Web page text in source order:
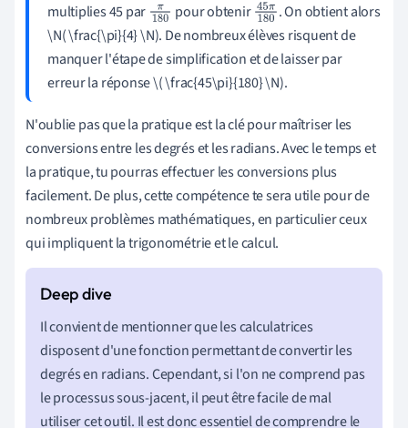
multiplies 45 par π18
0
pour obtenir45π
180
. On obtient alors
\N( \frac{\pi}{4} \N). De nombreux élèves risquent de
manquer l'étape de simplification et de laisser par
erreur la réponse \( \frac{45\pi}{180} \N).
N'oublie pas que la pratique est la clé pour maîtriser les
conversions entre les degrés et les radians. Avec le temps et
la pratique, tu pourras effectuer les conversions plus
facilement. De plus, cette compétence te sera utile pour de
nombreux problèmes mathématiques, en particulier ceux
qui impliquent la trigonométrie et le calcul.
Il convient de mentionner que les calculatrices
disposent d'une fonction permettant de convertir les
degrés en radians. Cependant, si l'on ne comprend pas
le processus sous-jacent, il peut être facile de mal
utiliser cet outil. Il est donc essentiel de comprendre le